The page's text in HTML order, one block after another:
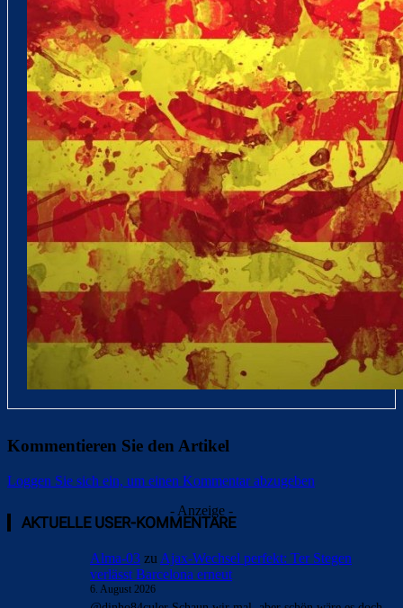
Kommentieren Sie den Artikel
Loggen Sie sich ein, um einen Kommentar abzugeben